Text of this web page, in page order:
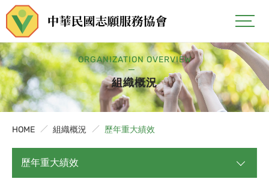
ORGANIZATION OVERVIEW
組織概況
HOME 組織概況 歷年重大績效
歷年重大績效